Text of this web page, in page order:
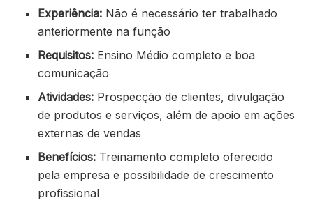
Experiência: Não é necessário ter trabalhado
anteriormente na função
Requisitos: Ensino Médio completo e boa
comunicação
Atividades: Prospecção de clientes, divulgação
de produtos e serviços, além de apoio em ações
externas de vendas
Benefícios: Treinamento completo oferecido
pela empresa e possibilidade de crescimento
profissional